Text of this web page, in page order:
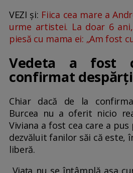
VEZI și: Fiica cea mare a
urme artistei. La doar 6
piesă cu mama ei: „Am fost
Vedeta a fost
confirmat
Chiar dacă de la
Burcea nu a oferit nicio
Viviana a fost cea care a pus
dezvăluit fanilor săi că este,
liberă.